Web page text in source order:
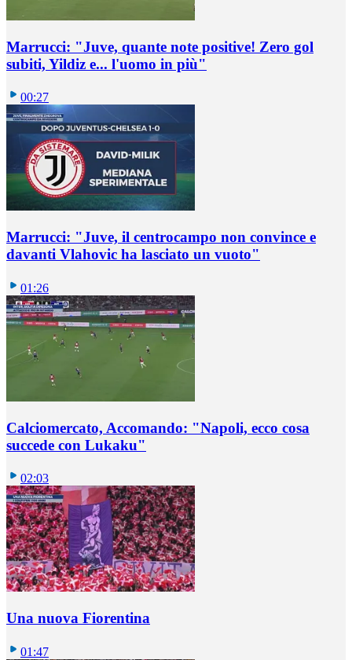
Marrucci: "Juve, quante note positive! Zero gol
subiti, Yildiz e... l'uomo in più"
00:27
Marrucci: "Juve, il centrocampo non convince e
davanti Vlahovic ha lasciato un vuoto"
01:26
Calciomercato, Accomando: "Napoli, ecco cosa
succede con Lukaku"
02:03
Una nuova Fiorentina
01:47